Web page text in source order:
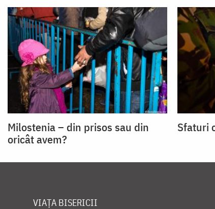
Milostenia – din prisos sau din
oricât avem?
Sfaturi
VIAȚA BISERICII